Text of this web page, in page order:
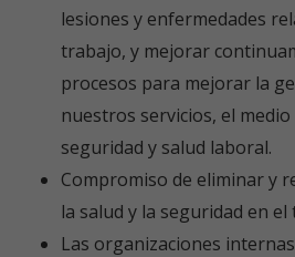
lesiones y enfermedades
trabajo, y mejorar
procesos para mejorar la
nuestros servicios, el
seguridad y salud laboral.
Compromiso de eliminar y
la salud y la seguridad en el
Las organizaciones